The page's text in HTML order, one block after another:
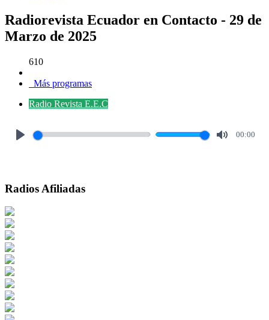
Radiorevista Ecuador en Contacto - 29 de
Marzo de 2025
610
Más programas
Radio Revista E.E.C
00:00
Radios Afiliadas